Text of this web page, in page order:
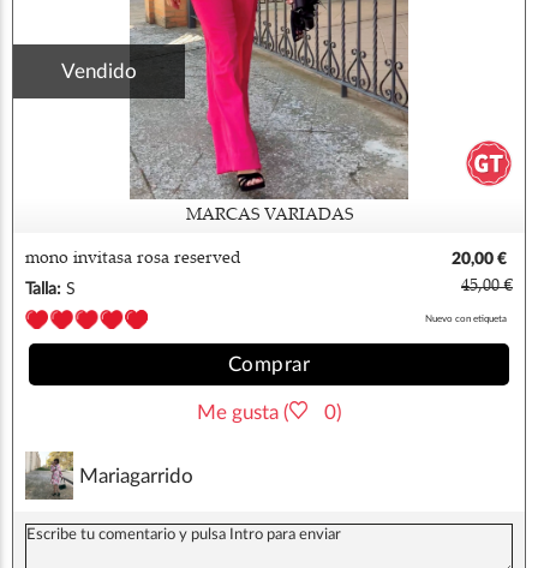
Vendido
MARCAS VARIADAS
mono invitasa rosa reserved
20,00 €
Talla: S 45,00 €
Nuevo con etiqueta
Comprar
Me gusta ( 0)
Mariagarrido